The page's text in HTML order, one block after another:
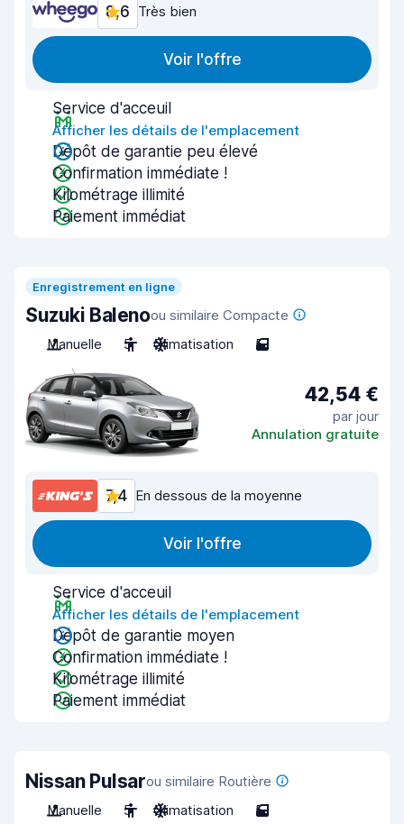
8,6 Très bien
Voir l'offre
Service d'acceuil
Afficher les détails de l'emplacement
Dépôt de garantie peu élevé
Confirmation immédiate !
Kilométrage illimité
Paiement immédiat
Enregistrement en ligne
Suzuki Balenoou similaire Compacte
Manuelle
5 Climatisation 5
42,54 €
par jour
Annulation gratuite
7,4 En dessous de la moyenne
Voir l'offre
Service d'acceuil
Afficher les détails de l'emplacement
Dépôt de garantie moyen
Confirmation immédiate !
Kilométrage illimité
Paiement immédiat
Nissan Pulsarou similaire Routière
Manuelle
5 Climatisation 5